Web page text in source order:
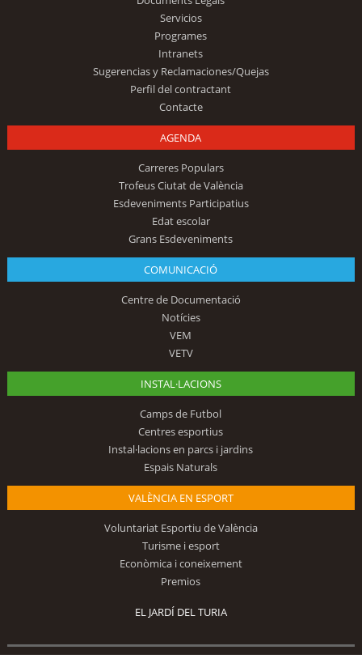
Servicios
Programes
Intranets
Sugerencias y Reclamaciones/Quejas
Perfil del contractant
Contacte
AGENDA
Carreres Populars
Trofeus Ciutat de València
Esdeveniments Participatius
Edat escolar
Grans Esdeveniments
COMUNICACIÓ
Centre de Documentació
Notícies
VEM
VETV
INSTAL·LACIONS
Camps de Futbol
Centres esportius
Instal·lacions en parcs i jardins
Espais Naturals
VALÈNCIA EN ESPORT
Voluntariat Esportiu de València
Turisme i esport
Econòmica i coneixement
Premios
EL JARDÍ DEL TURIA